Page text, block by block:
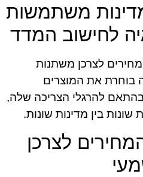
המדינות משתמשות
לחישוב המדד
לצרכן משתנות
בוחרת את המוצרים
להרגלי הצריכה שלה,
שונות בין מדינות שונות.
המחירים לצרכן